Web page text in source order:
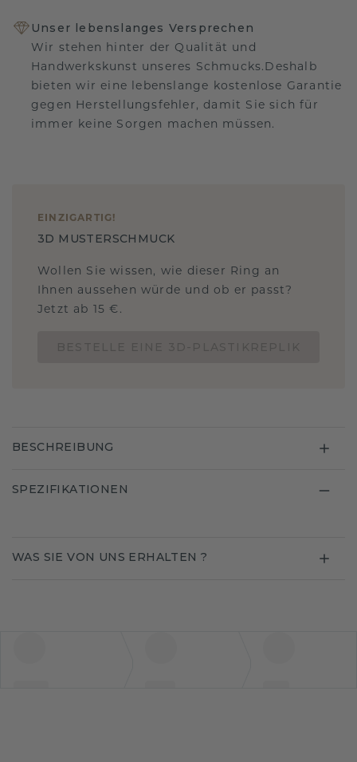
Unser lebenslanges Versprechen
Wir stehen hinter der Qualität und
Handwerkskunst unseres Schmucks.Deshalb
bieten wir eine lebenslange kostenlose Garantie
gegen Herstellungsfehler, damit Sie sich für
immer keine Sorgen machen müssen.
EINZIGARTIG !
3D MUSTERSCHMUCK
Wollen Sie wissen, wie dieser Ring an
Ihnen aussehen würde und ob er passt?
Jetzt ab 15 €.
BESCHREIBUNG
SPEZIFIKATIONEN
WAS SIE VON UNS ERHALTEN ?